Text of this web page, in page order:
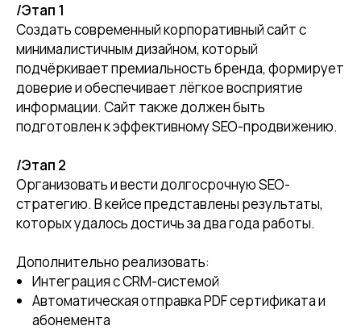
/Этап 1
Создать современный корпоративный сайт с
минималистичным дизайном, который
подчёркивает премиальность бренда, формирует
доверие и обеспечивает лёгкое восприятие
информации. Сайт также должен быть
подготовлен к эффективному SEO-продвижению.
/Этап 2
Организовать и вести долгосрочную SEO-
стратегию. В кейсе представлены результаты,
которых удалось достичь за два года работы.
Дополнительно реализовать:
Интеграция с CRM-системой
Автоматическая отправка PDF сертификата и
абонемента